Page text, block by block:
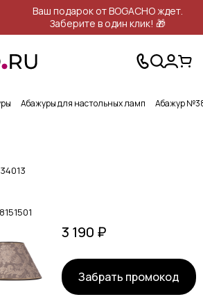
Ваш подарок от BOGACHO ждет.
Заберите в один клик! 🎁
Абажуры для настольных ламп Абажур
34013
3 190 ₽
Забрать промокод